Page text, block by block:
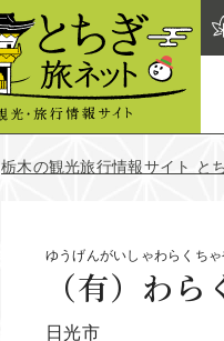
栃木の観光旅行情報サイト と
ゆうげんがいしゃわらくち
（有）わ
日光市